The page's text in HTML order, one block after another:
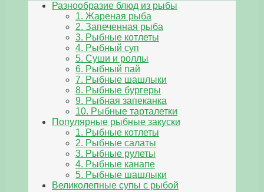
Разнообразие блюд из рыбы
1. Жареная рыба
2. Запеченная рыба
3. Рыбные котлеты
4. Рыбный суп
5. Суши и роллы
6. Рыбный пай
7. Рыбные шашлыки
8. Рыбные бургеры
9. Рыбная запеканка
10. Рыбные тарталетки
Популярные рыбные закуски
1. Рыбные котлеты
2. Рыбные салаты
3. Рыбные рулеты
4. Рыбные канапе
5. Рыбные шашлыки
Великолепные супы с рыбой